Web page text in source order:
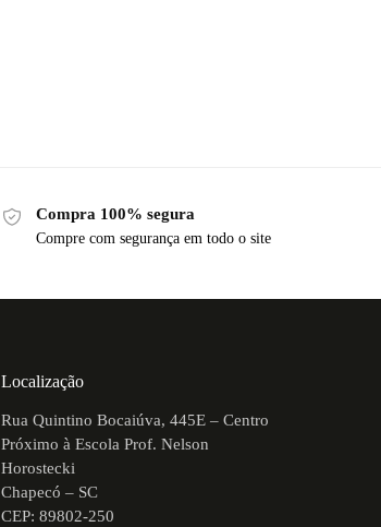
Compra 100% segura
Compre com segurança em todo o site
Localização
Rua Quintino Bocaiúva, 445E – Centro
Próximo à Escola Prof. Nelson
Horostecki
Chapecó – SC
CEP: 89802-250